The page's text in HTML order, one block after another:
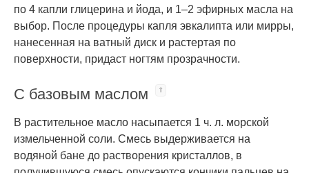
по 4 капли глицерина и йода, и 1–2 эфирных масла на
выбор. После процедуры капля эвкалипта или мирры,
нанесенная на ватный диск и растертая по
поверхности, придаст ногтям прозрачности.
С базовым маслом
В растительное масло насыпается 1 ч. л. морской
измельченной соли. Смесь выдерживается на
водяной бане до растворения кристаллов, в